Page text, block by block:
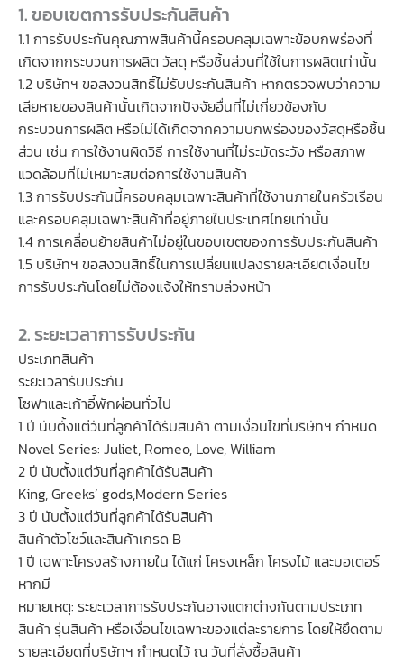
1. ขอบเขตการรับประกันสินค้า
1.1 การรับประกันคุณภาพสินค้านี้ครอบคลุมเฉพาะข้อบกพร่องที่
เกิดจากกระบวนการผลิต วัสดุ หรือชิ้นส่วนที่ใช้ในการผลิตเท่านั้น
1.2 บริษัทฯ ขอสงวนสิทธิ์ไม่รับประกันสินค้า หากตรวจพบว่าความ
เสียหายของสินค้านั้นเกิดจากปัจจัยอื่นที่ไม่เกี่ยวข้องกับ
กระบวนการผลิต หรือไม่ได้เกิดจากความบกพร่องของวัสดุหรือชิ้น
ส่วน เช่น การใช้งานผิดวิธี การใช้งานที่ไม่ระมัดระวัง หรือสภาพ
แวดล้อมที่ไม่เหมาะสมต่อการใช้งานสินค้า
1.3 การรับประกันนี้ครอบคลุมเฉพาะสินค้าที่ใช้งานภายในครัวเรือน
และครอบคลุมเฉพาะสินค้าที่อยู่ภายในประเทศไทยเท่านั้น
1.4 การเคลื่อนย้ายสินค้าไม่อยู่ในขอบเขตของการรับประกันสินค้า
1.5 บริษัทฯ ขอสงวนสิทธิ์ในการเปลี่ยนแปลงรายละเอียดเงื่อนไข
การรับประกันโดยไม่ต้องแจ้งให้ทราบล่วงหน้า
2. ระยะเวลาการรับประกัน
ประเภทสินค้า
ระยะเวลารับประกัน
โซฟาและเก้าอี้พักผ่อนทั่วไป
1 ปี นับตั้งแต่วันที่ลูกค้าได้รับสินค้า ตามเงื่อนไขที่บริษัทฯ กำหนด
Novel Series: Juliet, Romeo, Love, William
2 ปี นับตั้งแต่วันที่ลูกค้าได้รับสินค้า
King, Greeks’ gods,Modern Series
3 ปี นับตั้งแต่วันที่ลูกค้าได้รับสินค้า
สินค้าตัวโชว์และสินค้าเกรด B
1 ปี เฉพาะโครงสร้างภายใน ได้แก่ โครงเหล็ก โครงไม้ และมอเตอร์
หากมี
หมายเหตุ: ระยะเวลาการรับประกันอาจแตกต่างกันตามประเภท
สินค้า รุ่นสินค้า หรือเงื่อนไขเฉพาะของแต่ละรายการ โดยให้ยึดตาม
รายละเอียดที่บริษัทฯ กำหนดไว้ ณ วันที่สั่งซื้อสินค้า